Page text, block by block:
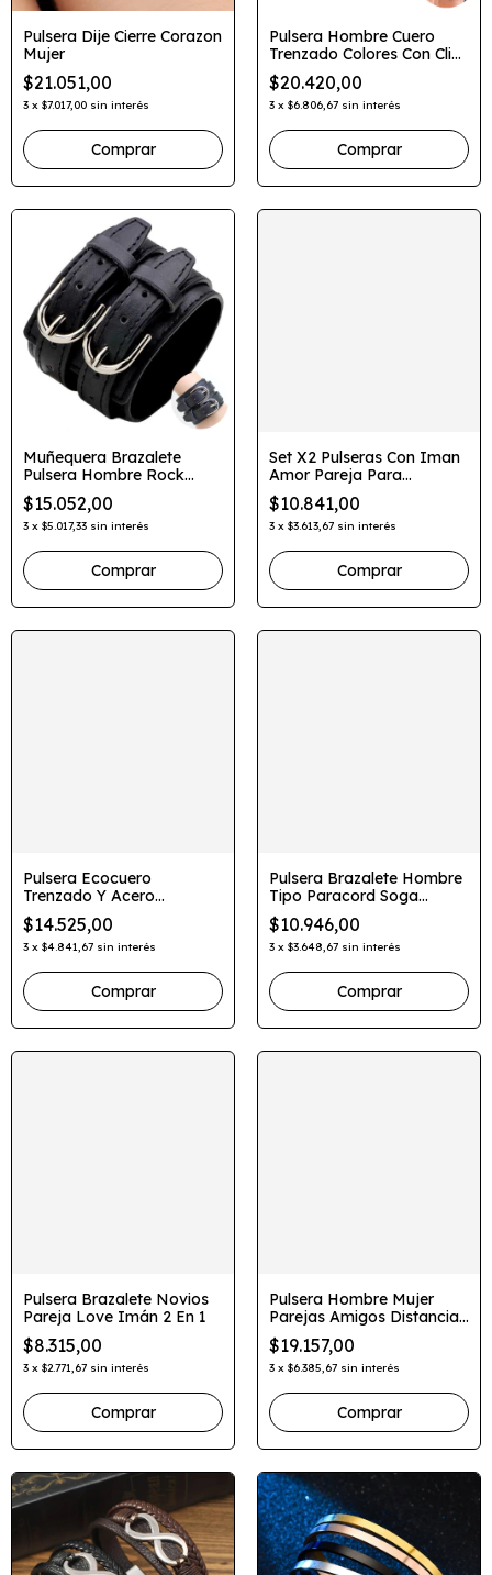
Pulsera Dije Cierre Corazon
Mujer
$21.051,00
3 x $7.017,00 sin interés
Comprar
Pulsera Hombre Cuero
Trenzado Colores Con Clip
Magnético
$20.420,00
3 x $6.806,67 sin interés
Muñequera Brazalete
Pulsera Hombre Rock
Doble Cinturon Cuero
$15.052,00
3 x $5.017,33 sin interés
Set X2 Pulseras Con Iman
Amor Pareja Para
Compartir Yin Yang
$10.841,00
3 x $3.613,67 sin interés
Comprar
Pulsera Ecocuero
Trenzado Y Acero
Quirúrgico Cierre Clip
$14.525,00
3 x $4.841,67 sin interés
Pulsera Brazalete Hombre
Tipo Paracord Soga
Camuflada
$10.946,00
3 x $3.648,67 sin interés
Comprar
Pulsera Brazalete Novios
Pareja Love Imán 2 En 1
$8.315,00
3 x $2.771,67 sin interés
Comprar
Pulsera Hombre Mujer
Parejas Amigos Distancia
Dije Corona
$19.157,00
3 x $6.385,67 sin interés
Comprar